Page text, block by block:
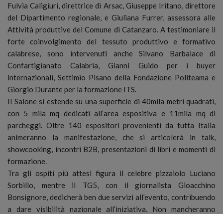
Fulvia Caligiuri, direttrice di Arsac, Giuseppe Iritano, direttore
del Dipartimento regionale, e Giuliana Furrer, assessora alle
Attività produttive del Comune di Catanzaro. A testimoniare il
forte coinvolgimento del tessuto produttivo e formativo
calabrese, sono intervenuti anche Silvano Barbalace di
Confartigianato Calabria, Gianni Guido per i buyer
internazionali, Settimio Pisano della Fondazione Politeama e
Giorgio Durante per la formazione ITS.
Il Salone si estende su una superficie di 40mila metri quadrati,
con 5 mila mq dedicati all’area espositiva e 11mila mq di
parcheggi. Oltre 140 espositori provenienti da tutta Italia
animeranno la manifestazione, che si articolerà in talk,
showcooking, incontri B2B, presentazioni di libri e momenti di
formazione.
Tra gli ospiti più attesi figura il celebre pizzaiolo Luciano
Sorbillo, mentre il TG5, con il giornalista Gioacchino
Bonsignore, dedicherà ben due servizi all’evento, contribuendo
a dare visibilità nazionale all’iniziativa. Non mancheranno